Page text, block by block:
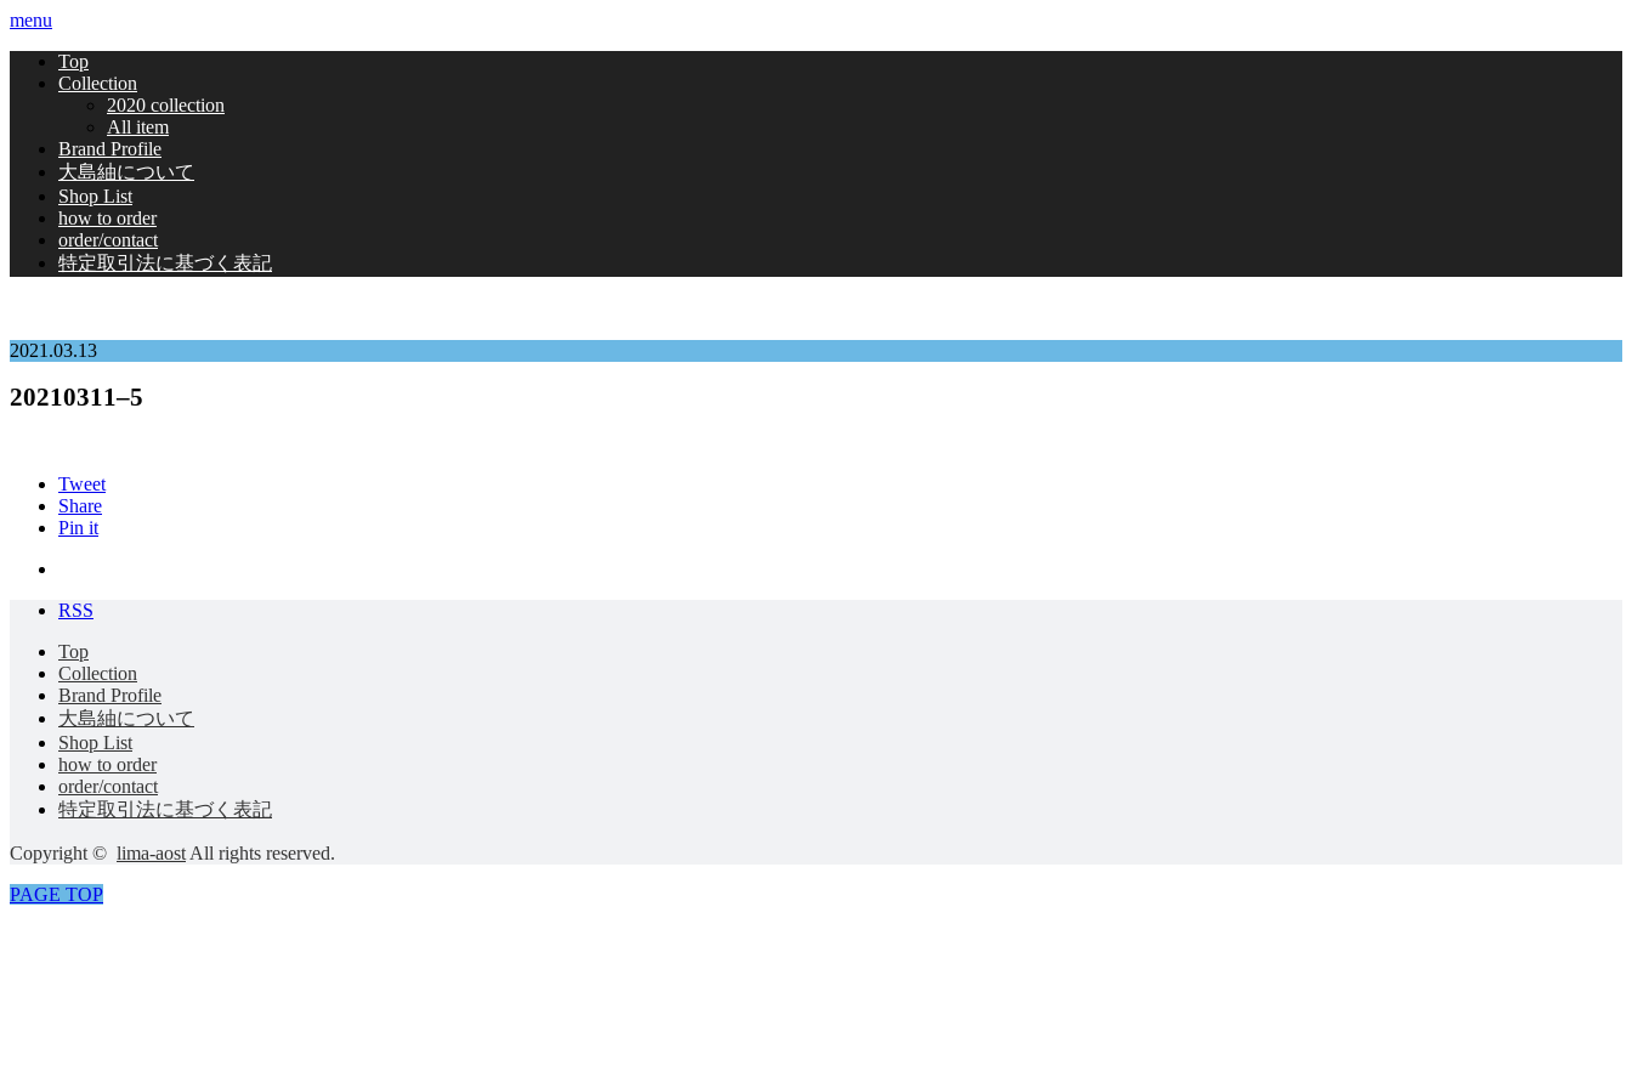
menu
Top
Collection
2020 collection
All item
Brand Profile
大島紬について
Shop List
how to order
order/contact
特定取引法に基づく表記
2021.03.13
20210311–5
Tweet
Share
Pin it
RSS
Top
Collection
Brand Profile
大島紬について
Shop List
how to order
order/contact
特定取引法に基づく表記
Copyright © lima-aost All rights reserved.
PAGE TOP